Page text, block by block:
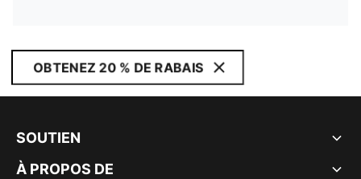
OBTENEZ 20 % DE RABAIS
SOUTIEN
À PROPOS DE